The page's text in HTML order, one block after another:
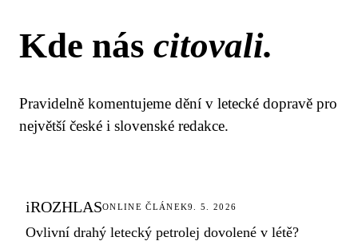
Kde nás citovali.
Pravidelně komentujeme dění v letecké dopravě pro
největší české i slovenské redakce.
iROZHLASONLINE ČLÁNEK9. 5. 2026
Ovlivní drahý letecký petrolej dovolené v létě?